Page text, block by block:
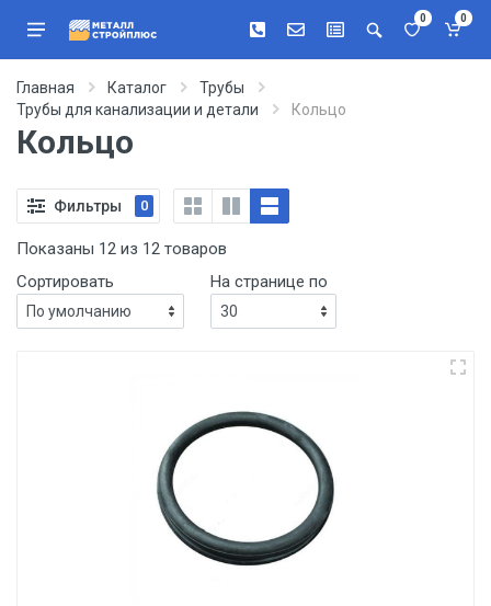
0 0
Главная Каталог
Трубы
Трубы для канализации и детали
Кольцо
Кольцо
Фильтры 0
Показаны 12 из 12 товаров
Сортировать
На странице по